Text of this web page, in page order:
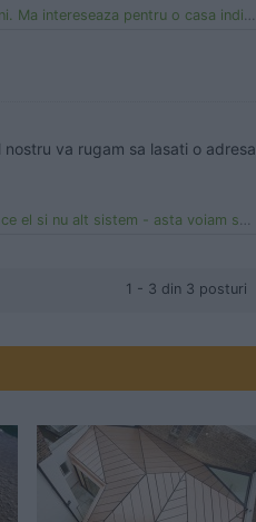
o casa individuala nu prea mare, unde as...
va rugam sa lasati o adresa
nu alt sistem - asta voiam sa citesc
1 - 3 din 3 posturi